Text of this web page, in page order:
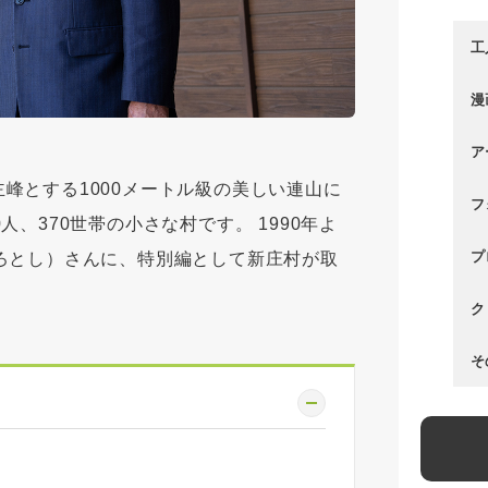
とする1000メートル級の美しい連山に
、370世帯の小さな村です。 1990年よ
し）さんに、特別編として新庄村が取
工